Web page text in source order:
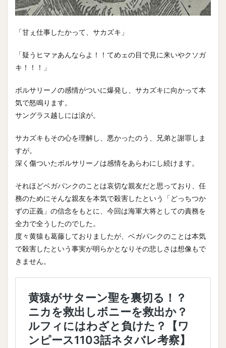
「甘ぇ仕事したかって、サカズキ」
「疑うヒマァあんならよ！！てめェの目で見に来いやクソガ
キ！！！」
ボルサリーノの感情がついに爆発し、サカズキに向かって本
気で怒鳴ります。
サングラス越しには涙が。
サカズキもその心を理解し、悪かったのう、兄弟と謝罪しま
すが。
深く傷ついたボルサリーノは感情をあらわにし続けます。
それほどベガパンクのことは哀切な親友だと思っており、任
務のためにそんな親友を本気で殺害したという「どっちつか
ずの正義」の信念をもとに、今回は海軍大将としての責務を
全力で全うしたのでした。
度々黄猿も葛藤しておりましたが、ベガパンクのことは本気
で殺害したという事実が明らかとなりその悲しさは想像もで
きません。